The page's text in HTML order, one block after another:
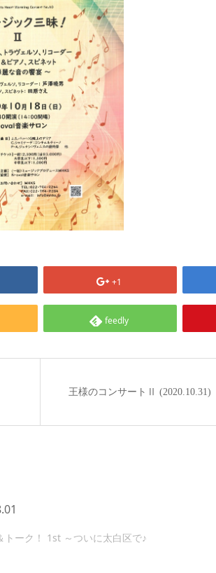
+1
feedly
王様のコンサートⅡ (2020.10.31)
トーク！ 1st ～ついに太白区で♪